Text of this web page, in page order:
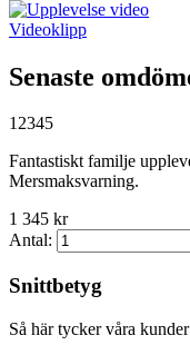
Videoklipp
Senaste
12345
Fantastiskt familje
Mersmaksvarning.
1 345 kr
Antal:
Snittbetyg
Så här tycker våra